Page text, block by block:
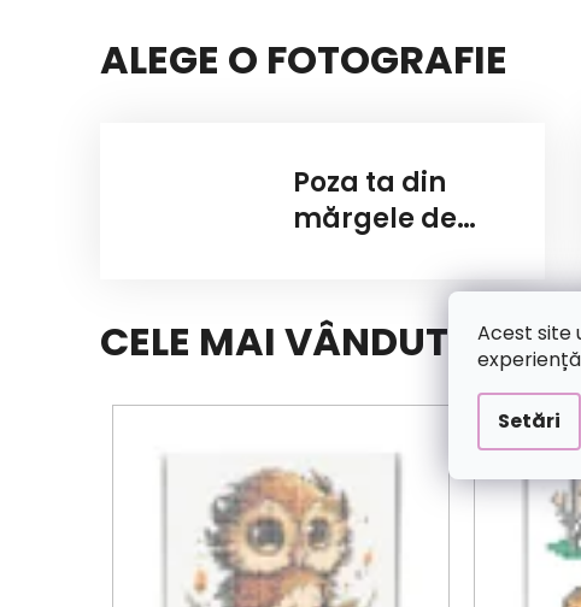
Acest site
Setări
ALEGE O FOTOGRAFIE
Poza ta din
mărgele de
CELE MAI VÂNDUTE